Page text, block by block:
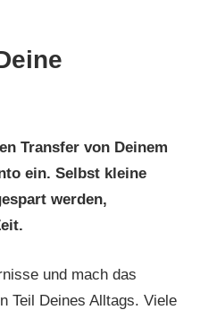
Transfer von Deinem
ein. Selbst kleine
werden,
und mach das
Teil Deines Alltags. Viele